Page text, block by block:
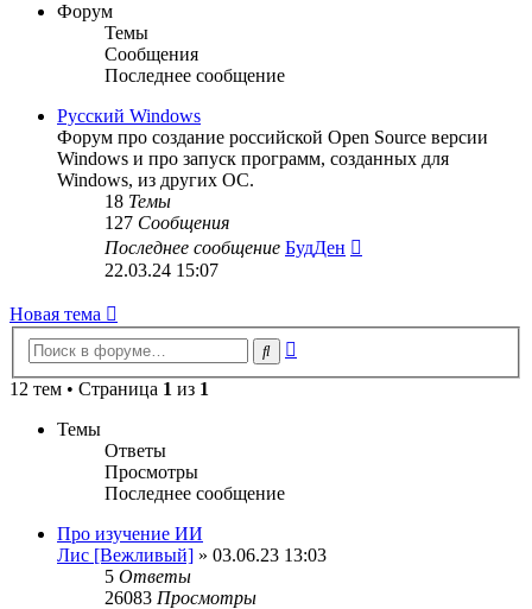
Форум
Темы
Сообщения
Последнее сообщение
Русский Windows
Форум про создание российской Open Source версии
Windows и про запуск программ, созданных для
Windows, из других ОС.
18 Темы
127 Сообщения
Последнее сообщение БудДен
22.03.24 15:07
Новая тема
Поиск
12 тем • Страница 1 из 1
Темы
Ответы
Просмотры
Последнее сообщение
Про изучение ИИ
Лис [Вежливый] » 03.06.23 13:03
5 Ответы
26083 Просмотры